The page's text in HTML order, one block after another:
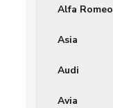
Alfa Romeo
Asia
Audi
Avia